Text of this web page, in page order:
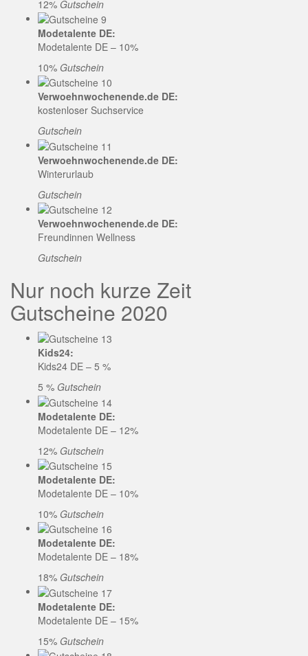
12% Gutschein
Modetalente DE:
Modetalente DE – 10%
10% Gutschein
Verwoehnwochenende.de DE:
kostenloser Suchservice
Gutschein
Verwoehnwochenende.de DE:
Winterurlaub
Gutschein
Verwoehnwochenende.de DE:
Freundinnen Wellness
Gutschein
Nur noch kurze Zeit
Gutscheine 2020
Kids24:
Kids24 DE – 5 %
5 % Gutschein
Modetalente DE:
Modetalente DE – 12%
12% Gutschein
Modetalente DE:
Modetalente DE – 10%
10% Gutschein
Modetalente DE:
Modetalente DE – 18%
18% Gutschein
Modetalente DE:
Modetalente DE – 15%
15% Gutschein